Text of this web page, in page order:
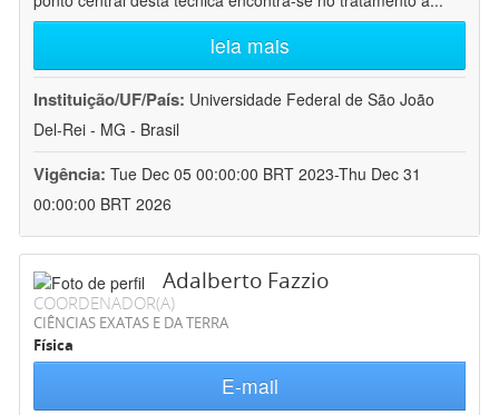
leia mais
Instituição/UF/País: Universidade Federal de São João
Del-Rei - MG - Brasil
Vigência: Tue Dec 05 00:00:00 BRT 2023-Thu Dec 31
00:00:00 BRT 2026
Adalberto Fazzio
COORDENADOR(A)
CIÊNCIAS EXATAS E DA TERRA
Física
E-mail